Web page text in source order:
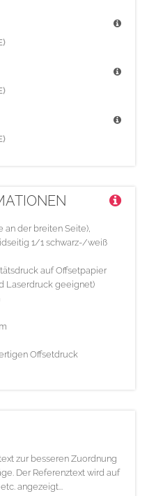
an der breiten Seite),
1/1 schwarz-/weiß
auf Offsetpapier
Laserdruck geeignet)
Offsetdruck
zur besseren Zuordnung
Der Referenztext wird auf
angezeigt...